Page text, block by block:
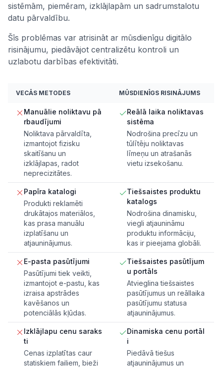
sistēmām, piemēram, izklājlapām un sadrumstalotu
datu pārvaldību.
Šīs problēmas var atrisināt ar mūsdienīgu digitālo
risinājumu, piedāvājot centralizētu kontroli un
uzlabotu darbības efektivitāti.
VECĀS METODES MŪSDIENĪGS RISINĀJUMS
Manuālie noliktavu pā
rbaudījumi
Noliktava pārvaldīta,
izmantojot fizisku
skaitīšanu un
izklājlapas, radot
neprecizitātes.
Reālā laika noliktavas
sistēma
Nodrošina precīzu un
tūlītēju noliktavas
līmeņu un atrašanās
vietu izsekošanu.
Papīra katalogi
Produkti reklamēti
drukātajos materiālos,
kas prasa manuālu
izplatīšanu un
atjauninājumus.
Tiešsaistes produktu
katalogs
Nodrošina dinamisku,
viegli atjaunināmu
produktu informāciju,
kas ir pieejama globāli.
E-pasta pasūtījumi
Pasūtījumi tiek veikti,
izmantojot e-pastu, kas
izraisa apstrādes
kavēšanos un
potenciālās kļūdas.
Tiešsaistes pasūtījum
u portāls
Atvieglina tiešsaistes
pasūtījumus un reāllaika
pasūtījumu statusa
atjauninājumus.
Izklājlapu cenu saraks
ti
Cenas izplatītas caur
statiskiem failiem, bieži
Dinamiska cenu portāl
i
Piedāvā tiešus
atjauninājumus un